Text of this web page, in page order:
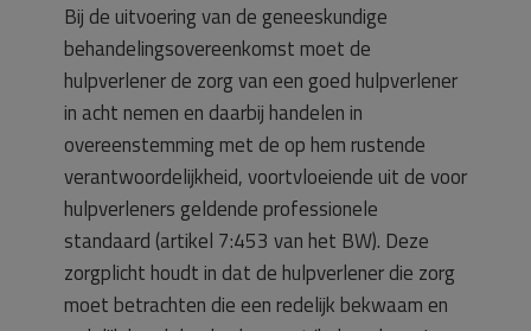
Bij de uitvoering van de geneeskundige
behandelingsovereenkomst moet de
hulpverlener de zorg van een goed hulpverlener
in acht nemen en daarbij handelen in
overeenstemming met de op hem rustende
verantwoordelijkheid, voortvloeiende uit de voor
hulpverleners geldende professionele
standaard (artikel 7:453 van het BW). Deze
zorgplicht houdt in dat de hulpverlener die zorg
moet betrachten die een redelijk bekwaam en